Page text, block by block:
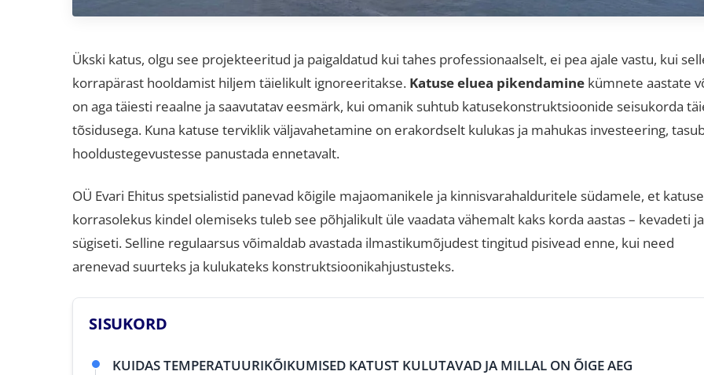
Ükski katus, olgu see projekteeritud ja paigaldatud kui tahes professionaalselt, ei pea ajale vastu, kui
korrapärast hooldamist hiljem täielikult ignoreeritakse. Katuse eluea pikendamine kümnete aastate
on aga täiesti reaalne ja saavutatav eesmärk, kui omanik suhtub katusekonstruktsioonide seisukorda
tõsidusega. Kuna katuse terviklik väljavahetamine on erakordselt kulukas ja mahukas investeering,
hooldustegevustesse panustada ennetavalt.
OÜ Evari Ehitus spetsialistid panevad kõigile majaomanikele ja kinnisvarahalduritele südamele, et katuse
korrasolekus kindel olemiseks tuleb see põhjalikult üle vaadata vähemalt kaks korda aastas – kevadeti ja
sügiseti. Selline regulaarsus võimaldab avastada ilmastikumõjudest tingitud pisivead enne, kui need
arenevad suurteks ja kulukateks konstruktsioonikahjustusteks.
SISUKORD
KUIDAS TEMPERATUURIKÕIKUMISED KATUST KULUTAVAD JA MILLAL ON ÕIGE AEG